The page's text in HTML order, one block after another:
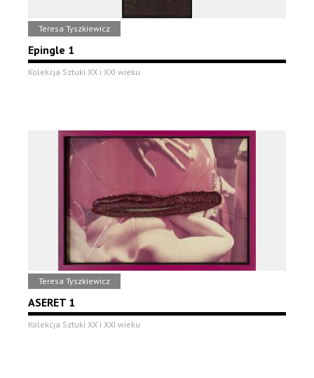
Teresa Tyszkiewicz
Epingle 1
Kolekcja Sztuki XX i XXI wieku
Teresa Tyszkiewicz
ASERET 1
Kolekcja Sztuki XX i XXI wieku